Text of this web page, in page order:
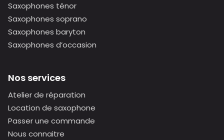
Saxophones ténor
Saxophones soprano
Saxophones baryton
Saxophones d’occasion
Nos services
Atelier de réparation
Location de saxophone
Passer une commande
Nous connaitre